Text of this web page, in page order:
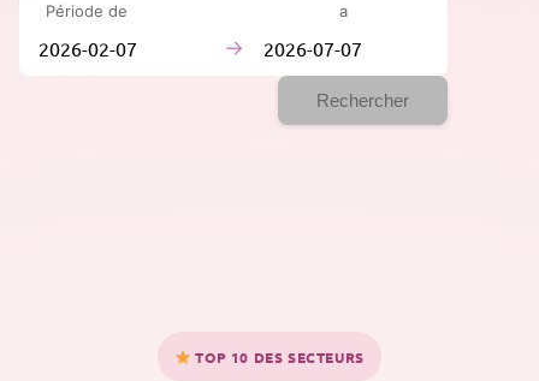
Période de à
→
Rechercher
TOP 10 DES SECTEURS